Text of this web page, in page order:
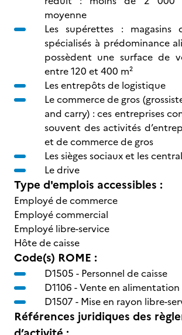
moyenne
Les supérettes :
spécialisés à prédominance
possèdent une surface de
entre 120 et 400 m²
Les entrepôts de logistique
Le commerce de gros
and carry) : ces entreprises
souvent des activités
et de commerce de gros
Les sièges sociaux et les
Le drive
Type d'emplois accessibles :
Employé de commerce
Employé commercial
Employé libre-service
Hôte de caisse
Code(s) ROME :
D1505 - Personnel de caisse
D1106 -Vente en alimentation
D1507 - Mise en rayon libre-
Références juridiques des